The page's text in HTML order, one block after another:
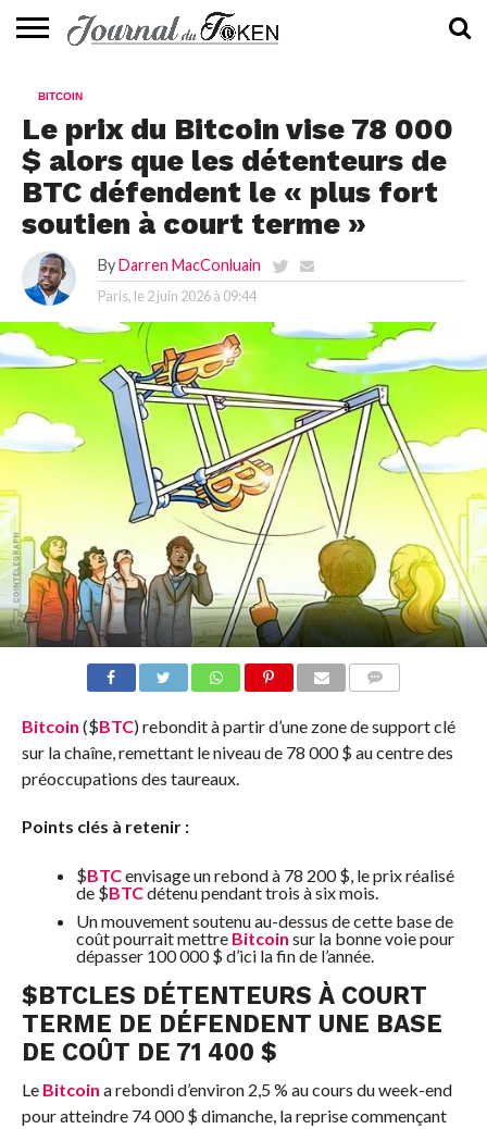
📰
EVALUATION
GUIDE
TENDANCES
À
CONTACTEZ-
BITCOIN
Le prix du Bitcoin vise 78 000
$ alors que les détenteurs de
BTC défendent le « plus fort
soutien à court terme »
By Darren MacConluain
Paris, le 2 juin 2026 à 09:44
Bitcoin ($BTC) rebondit à partir d’une zone de support clé
sur la chaîne, remettant le niveau de 78 000 $ au centre des
préoccupations des taureaux.
Points clés à retenir :
$BTCenvisage un rebond à 78 200 $, le prix réalisé
de $BTCdétenu pendant trois à six mois.
Un mouvement soutenu au-dessus de cette base de
coût pourrait mettre Bitcoin sur la bonne voie pour
dépasser 100 000 $ d’ici la fin de l’année.
$BTCLES DÉTENTEURS À COURT
TERME DE DÉFENDENT UNE BASE
DE COÛT DE 71 400 $
Le Bitcoin a rebondi d’environ 2,5 % au cours du week-end
pour atteindre 74 000 $ dimanche, la reprise commençant